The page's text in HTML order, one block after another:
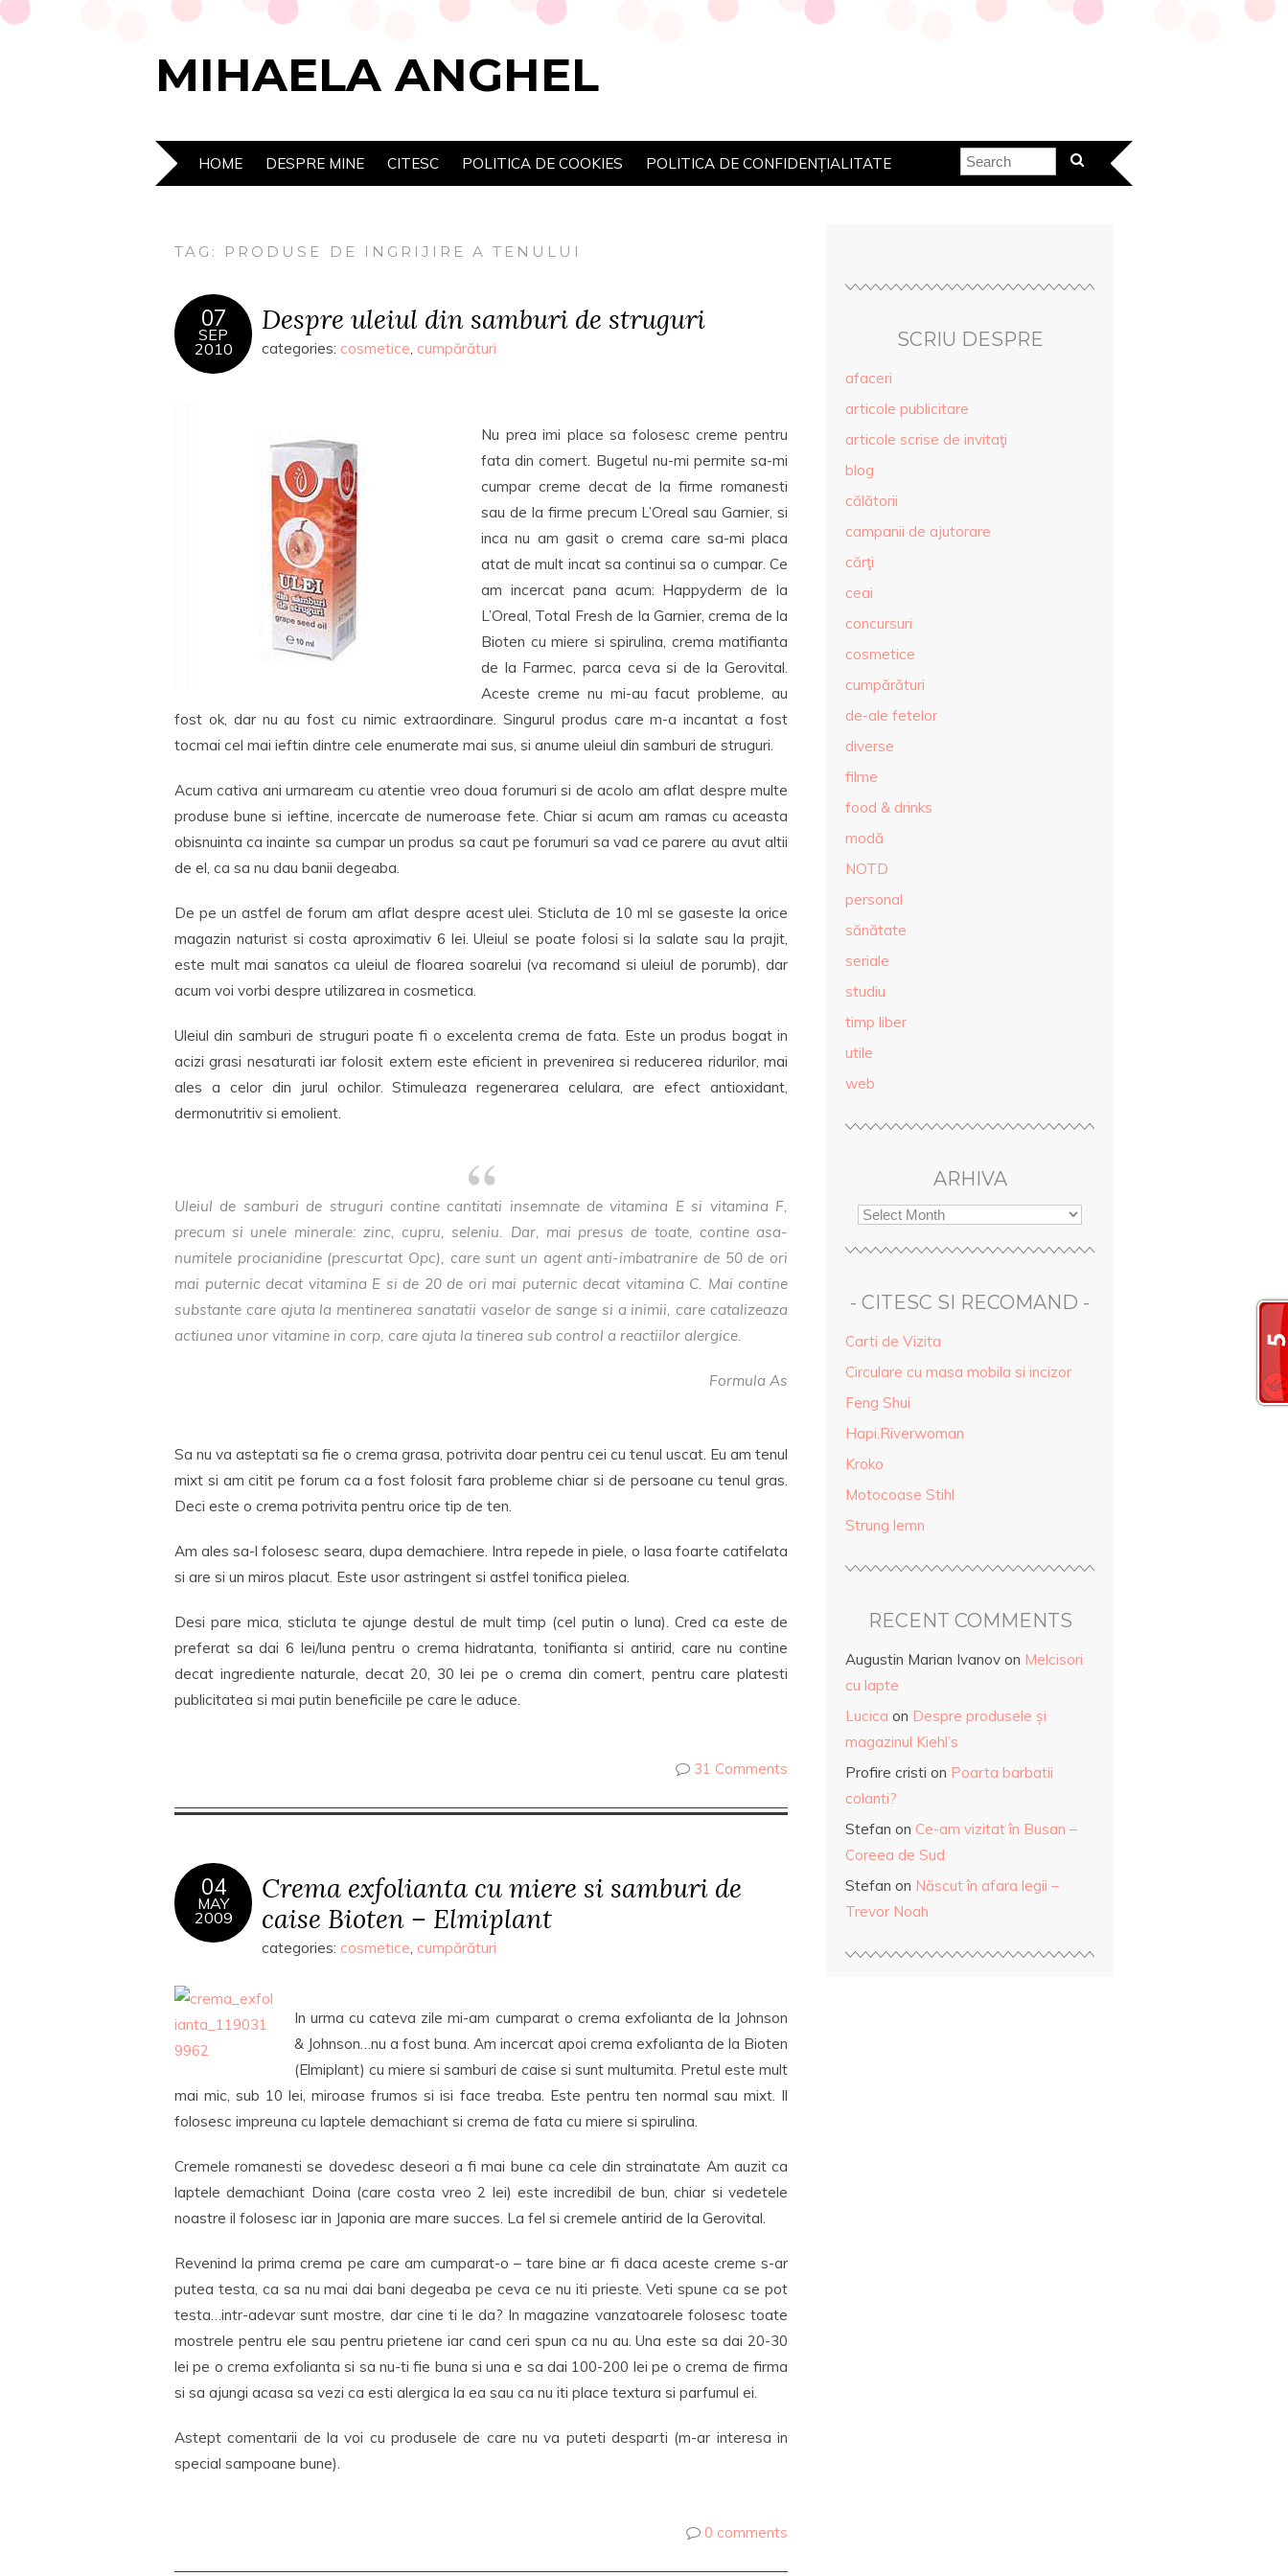
MIHAELA ANGHEL
HOME DESPRE MINE CITESC POLITICA DE COOKIES POLITICA DE CONFIDENȚIALITATE
TAG: PRODUSE DE INGRIJIRE A TENULUI
07
SEP
2010
Despre uleiul din samburi de struguri
categories: cosmetice, cumpărături
Nu prea imi place sa folosesc creme pentru
fata din comert. Bugetul nu-mi permite sa-mi
cumpar creme decat de la firme romanesti
sau de la firme precum L’Oreal sau Garnier, si
inca nu am gasit o crema care sa-mi placa
atat de mult incat sa continui sa o cumpar. Ce
am incercat pana acum: Happyderm de la
L’Oreal, Total Fresh de la Garnier, crema de la
Bioten cu miere si spirulina, crema matifianta
de la Farmec, parca ceva si de la Gerovital.
Aceste creme nu mi-au facut probleme, au
fost ok, dar nu au fost cu nimic extraordinare. Singurul produs care m-a incantat a fost
tocmai cel mai ieftin dintre cele enumerate mai sus, si anume uleiul din samburi de struguri.
Acum cativa ani urmaream cu atentie vreo doua forumuri si de acolo am aflat despre multe
produse bune si ieftine, incercate de numeroase fete. Chiar si acum am ramas cu aceasta
obisnuinta ca inainte sa cumpar un produs sa caut pe forumuri sa vad ce parere au avut altii
de el, ca sa nu dau banii degeaba.
De pe un astfel de forum am aflat despre acest ulei. Sticluta de 10 ml se gaseste la orice
magazin naturist si costa aproximativ 6 lei. Uleiul se poate folosi si la salate sau la prajit,
este mult mai sanatos ca uleiul de floarea soarelui (va recomand si uleiul de porumb), dar
acum voi vorbi despre utilizarea in cosmetica.
Uleiul din samburi de struguri poate fi o excelenta crema de fata. Este un produs bogat in
acizi grasi nesaturati iar folosit extern este eficient in prevenirea si reducerea ridurilor, mai
ales a celor din jurul ochilor. Stimuleaza regenerarea celulara, are efect antioxidant,
dermonutritiv si emolient.
Uleiul de samburi de struguri contine cantitati insemnate de vitamina E si vitamina F,
precum si unele minerale: zinc, cupru, seleniu. Dar, mai presus de toate, contine asa-
numitele procianidine (prescurtat Opc), care sunt un agent anti-imbatranire de 50 de ori
mai puternic decat vitamina E si de 20 de ori mai puternic decat vitamina C. Mai contine
substante care ajuta la mentinerea sanatatii vaselor de sange si a inimii, care catalizeaza
actiunea unor vitamine in corp, care ajuta la tinerea sub control a reactiilor alergice.
Formula As
Sa nu va asteptati sa fie o crema grasa, potrivita doar pentru cei cu tenul uscat. Eu am tenul
mixt si am citit pe forum ca a fost folosit fara probleme chiar si de persoane cu tenul gras.
Deci este o crema potrivita pentru orice tip de ten.
Am ales sa-l folosesc seara, dupa demachiere. Intra repede in piele, o lasa foarte catifelata
si are si un miros placut. Este usor astringent si astfel tonifica pielea.
Desi pare mica, sticluta te ajunge destul de mult timp (cel putin o luna). Cred ca este de
preferat sa dai 6 lei/luna pentru o crema hidratanta, tonifianta si antirid, care nu contine
decat ingrediente naturale, decat 20, 30 lei pe o crema din comert, pentru care platesti
publicitatea si mai putin beneficiile pe care le aduce.
31 Comments
04
MAY
2009
Crema exfolianta cu miere si samburi de
caise Bioten – Elmiplant
categories: cosmetice, cumpărături
In urma cu cateva zile mi-am cumparat o crema exfolianta de la Johnson
& Johnson…nu a fost buna. Am incercat apoi crema exfolianta de la Bioten
(Elmiplant) cu miere si samburi de caise si sunt multumita. Pretul este mult
mai mic, sub 10 lei, miroase frumos si isi face treaba. Este pentru ten normal sau mixt. Il
folosesc impreuna cu laptele demachiant si crema de fata cu miere si spirulina.
Cremele romanesti se dovedesc deseori a fi mai bune ca cele din strainatate Am auzit ca
laptele demachiant Doina (care costa vreo 2 lei) este incredibil de bun, chiar si vedetele
noastre il folosesc iar in Japonia are mare succes. La fel si cremele antirid de la Gerovital.
Revenind la prima crema pe care am cumparat-o – tare bine ar fi daca aceste creme s-ar
putea testa, ca sa nu mai dai bani degeaba pe ceva ce nu iti prieste. Veti spune ca se pot
testa…intr-adevar sunt mostre, dar cine ti le da? In magazine vanzatoarele folosesc toate
mostrele pentru ele sau pentru prietene iar cand ceri spun ca nu au. Una este sa dai 20-30
lei pe o crema exfolianta si sa nu-ti fie buna si una e sa dai 100-200 lei pe o crema de firma
si sa ajungi acasa sa vezi ca esti alergica la ea sau ca nu iti place textura si parfumul ei.
Astept comentarii de la voi cu produsele de care nu va puteti desparti (m-ar interesa in
special sampoane bune).
0 comments
SCRIU DESPRE
afaceri
articole publicitare
articole scrise de invitaţi
blog
călătorii
campanii de ajutorare
cărţi
ceai
concursuri
cosmetice
cumpărături
de-ale fetelor
diverse
filme
food & drinks
modă
NOTD
personal
sănătate
seriale
studiu
timp liber
utile
web
ARHIVA
- CITESC SI RECOMAND -
Carti de Vizita
Circulare cu masa mobila si incizor
Feng Shui
Hapi.Riverwoman
Kroko
Motocoase Stihl
Strung lemn
RECENT COMMENTS
Augustin Marian Ivanov on Melcisori
cu lapte
Lucica on Despre produsele și
magazinul Kiehl’s
Profire cristi on Poarta barbatii
colanti?
Stefan on Ce-am vizitat în Busan –
Coreea de Sud
Stefan on Născut în afara legii –
Trevor Noah